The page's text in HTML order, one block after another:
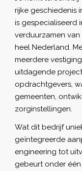
rijke geschiedenis
is gespecialiseerd
verduurzamen
heel Nederland.
meerdere
uitdagende
opdrachtgevers,
gemeenten,
zorginstellingen.
Wat dit bedrijf
geïntegreerde
engineering tot
gebeurt onder